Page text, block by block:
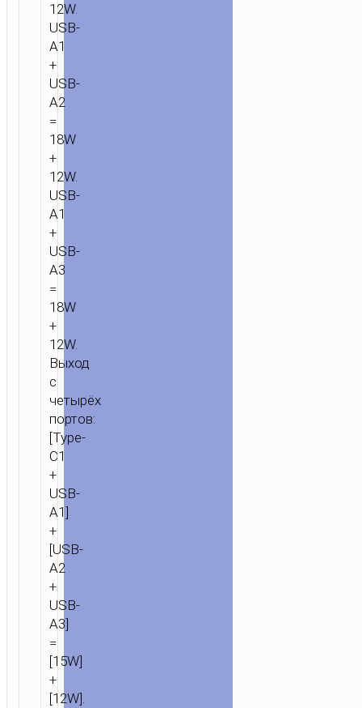
12W.
USB-
A1
+
USB-
A2
=
18W
+
12W.
USB-
A1
+
USB-
A3
=
18W
+
12W.
Выход
с
четырёх
портов:
[Type-
C1
+
USB-
A1]
+
[USB-
A2
+
USB-
A3]
=
[15W]
+
[12W].